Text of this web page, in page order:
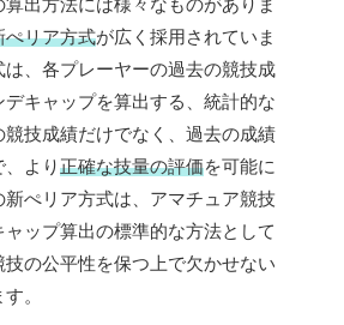
出方法には様々なものがありま
ぺリア方式が広く採用されていま
、各プレーヤーの過去の競技成
キャップを算出する、統計的な
技成績だけでなく、過去の成績
、より正確な技量の評価を可能に
新ぺリア方式は、アマチュア競技
ップ算出の標準的な方法として
の公平性を保つ上で欠かせない
。